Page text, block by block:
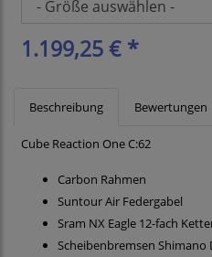
1.199,25 € *
Beschreibung Bewertungen
Cube Reaction One C:62
Carbon Rahmen
Suntour Air Federgabel
Sram NX Eagle 12-fach
Scheibenbremsen Shimano